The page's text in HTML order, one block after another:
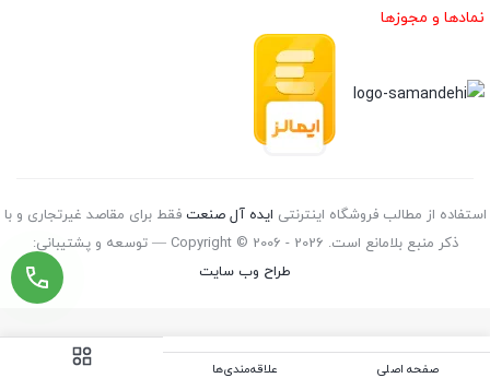
نمادها و مجوزها
استفاده از مطالب فروشگاه اینترنتی ایده آل صنعت فقط برای مقاصد غیرتجاری و با
ذکر منبع بلامانع است. Copyright © 2006 - 2026 — توسعه و پشتیبانی:
طراح وب سایت
صفحه اصلی
علاقه‌مندی‌ها